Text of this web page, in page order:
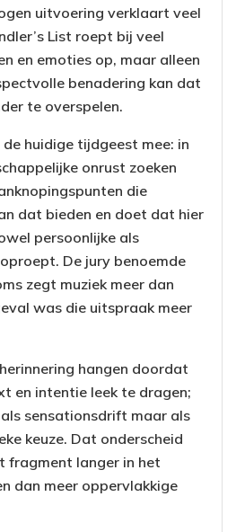
uitvoering verklaart veel
List roept bij veel
en emoties op, maar alleen
benadering kan dat
te overspelen.
huidige tijdgeest mee: in
onrust zoeken
die
dat bieden en doet dat hier
persoonlijke als
De jury benoemde
zegt muziek meer dan
was die uitspraak meer
hangen doordat
en intentie leek te dragen;
sensationsdrift maar als
keuze. Dat onderscheid
fragment langer in het
dan meer oppervlakkige